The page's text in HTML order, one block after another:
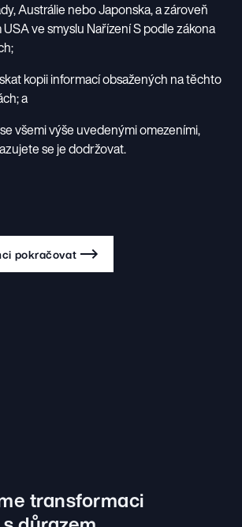
Austrálie nebo Japonska, a zároveň
ve smyslu Nařízení S podle zákona
kopii informací obsažených na těchto
a
všemi výše uvedenými omezeními,
se je dodržovat.
pokračovat
transformaci